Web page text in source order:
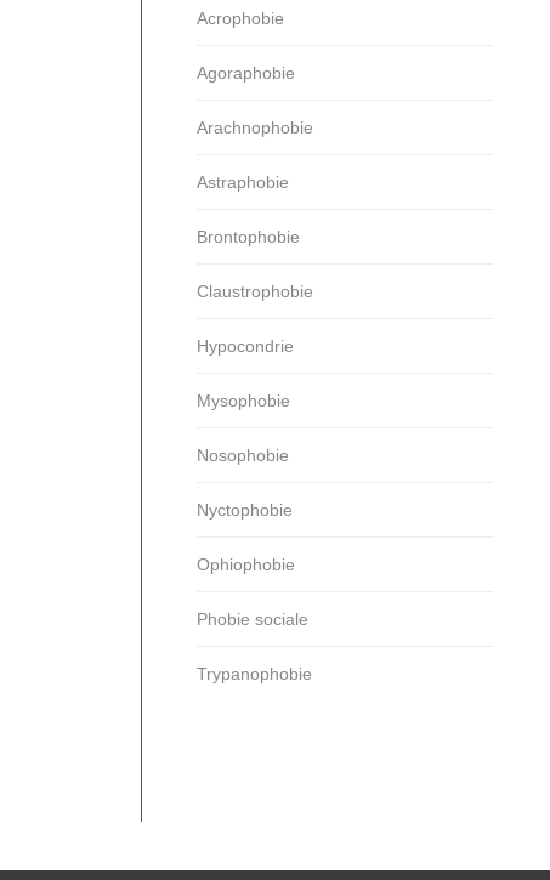
Acrophobie
Agoraphobie
Arachnophobie
Astraphobie
Brontophobie
Claustrophobie
Hypocondrie
Mysophobie
Nosophobie
Nyctophobie
Ophiophobie
Phobie sociale
Trypanophobie